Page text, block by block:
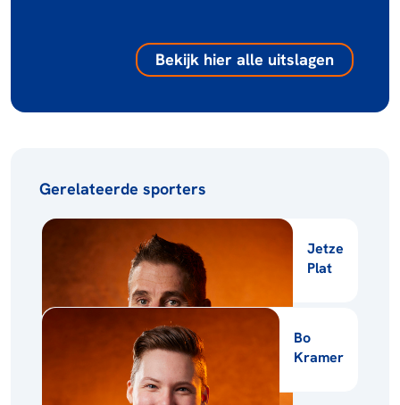
Bekijk hier alle uitslagen
Gerelateerde sporters
Jetze
Plat
Bo
Kramer